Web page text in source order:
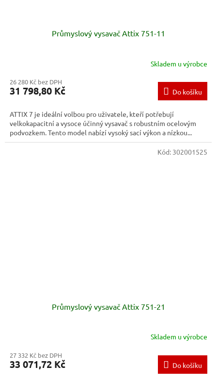
Průmyslový vysavač Attix 751-11
Skladem u výrobce
26 280 Kč bez DPH
31 798,80 Kč Do košíku
ATTIX 7 je ideální volbou pro uživatele, kteří potřebují
velkokapacitní a vysoce účinný vysavač s robustním ocelovým
podvozkem. Tento model nabízí vysoký sací výkon a nízkou...
Průmyslový vysavač Attix 751-21
Skladem u výrobce
27 332 Kč bez DPH
33 071,72 Kč Do košíku
Kód: 302001525